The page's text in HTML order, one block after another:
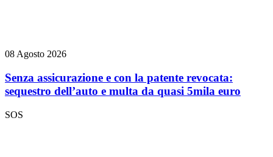
08 Agosto 2026
Senza assicurazione e con la patente revocata:
sequestro dell’auto e multa da quasi 5mila euro
SOS